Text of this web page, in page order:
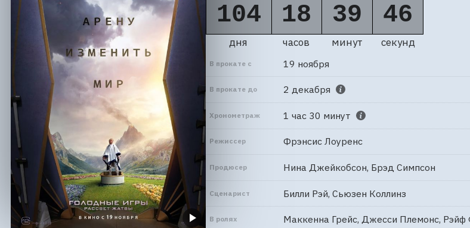
104
дня
18
часов
39
минут
45
секунд
В прокате с 19 ноября
В прокате до 2 декабря
Хронометраж 1 час 30 минут
Режиссер Фрэнсис Лоуренс
Продюсер Нина Джейкобсон, Брэд Симпсон
Сценарист Билли Рэй, Сьюзен Коллинз
В ролях
Маккенна Грейс, Джесси Племонс, Рэйф